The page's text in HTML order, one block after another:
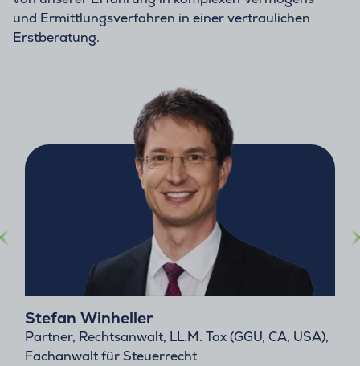
und Ermittlungsverfahren in einer vertraulichen
Erstberatung.
Stefan Winheller
Partner, Rechtsanwalt, LL.M. Tax (GGU, CA, USA),
Fachanwalt für Steuerrecht